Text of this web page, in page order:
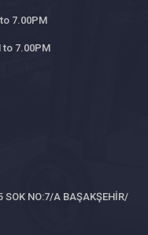
7.00PM
7.00PM
SOK NO:7/A BAŞAKŞEHİR/